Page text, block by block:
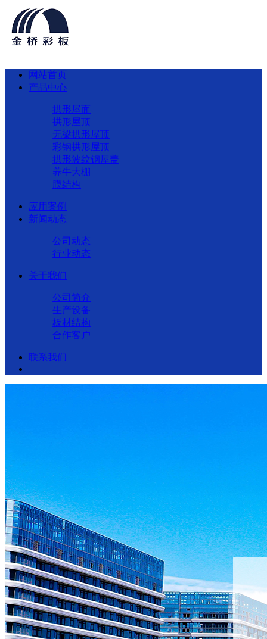
网站首页
产品中心
拱形屋面
拱形屋顶
无梁拱形屋顶
彩钢拱形屋顶
拱形波纹钢屋盖
养牛大棚
膜结构
应用案例
新闻动态
公司动态
行业动态
关于我们
公司简介
生产设备
板材结构
合作客户
联系我们